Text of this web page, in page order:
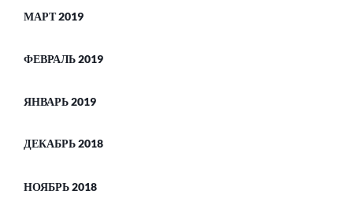
МАРТ 2019
ФЕВРАЛЬ 2019
ЯНВАРЬ 2019
ДЕКАБРЬ 2018
НОЯБРЬ 2018